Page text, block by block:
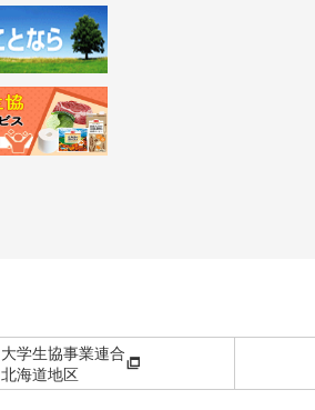
大学生協事業連合
北海道地区